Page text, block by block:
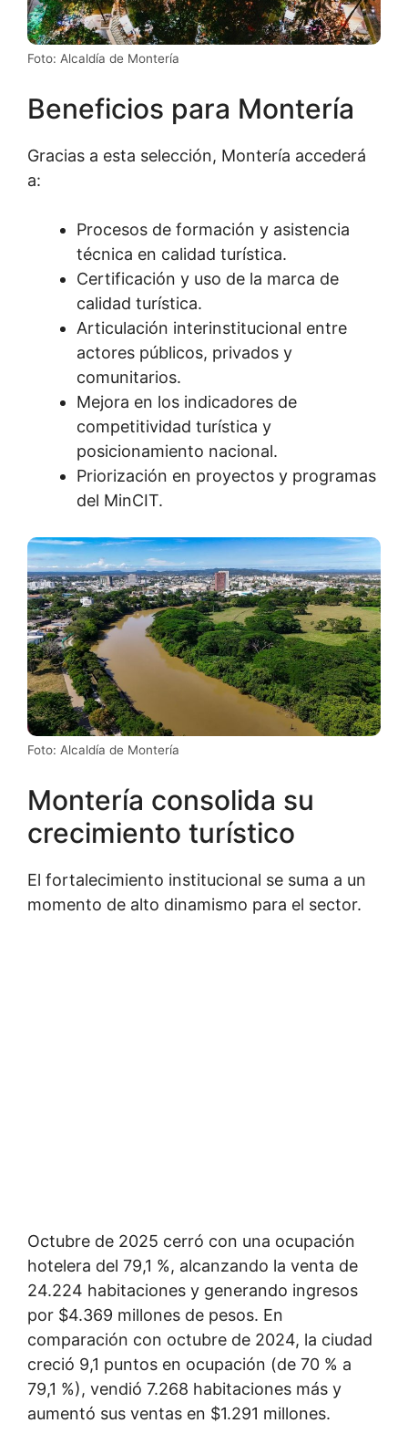
Foto: Alcaldía de Montería
Beneficios para Montería
Gracias a esta selección, Montería accederá
a:
Procesos de formación y asistencia
técnica en calidad turística.
Certificación y uso de la marca de
calidad turística.
Articulación interinstitucional entre
actores públicos, privados y
comunitarios.
Mejora en los indicadores de
competitividad turística y
posicionamiento nacional.
Priorización en proyectos y programas
del MinCIT.
Foto: Alcaldía de Montería
Montería consolida su
crecimiento turístico
El fortalecimiento institucional se suma a un
momento de alto dinamismo para el sector.
Octubre de 2025 cerró con una ocupación
hotelera del 79,1 %, alcanzando la venta de
24.224 habitaciones y generando ingresos
por $4.369 millones de pesos. En
comparación con octubre de 2024, la ciudad
creció 9,1 puntos en ocupación (de 70 % a
79,1 %), vendió 7.268 habitaciones más y
aumentó sus ventas en $1.291 millones.